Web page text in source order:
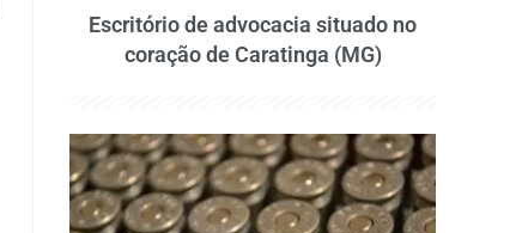
Escritório de advocacia situado no
coração de Caratinga (MG)